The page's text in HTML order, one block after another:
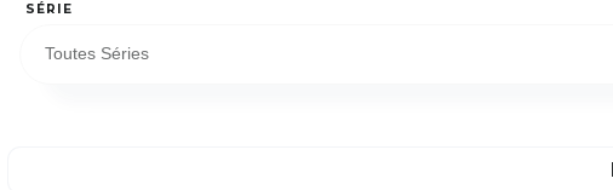
SÉRIE
Toutes Séries